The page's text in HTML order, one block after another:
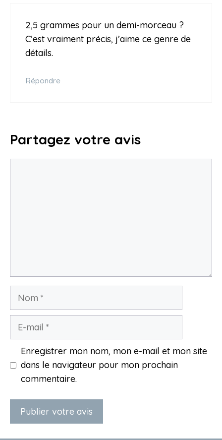
2,5 grammes pour un demi-morceau ?
C’est vraiment précis, j’aime ce genre de
détails.
Répondre
Partagez votre avis
Nom
Enregistrer mon nom, mon e-mail et mon site
dans le navigateur pour mon prochain
commentaire.